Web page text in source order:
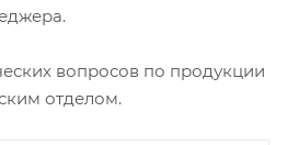
вопросов по продукции
отделом.